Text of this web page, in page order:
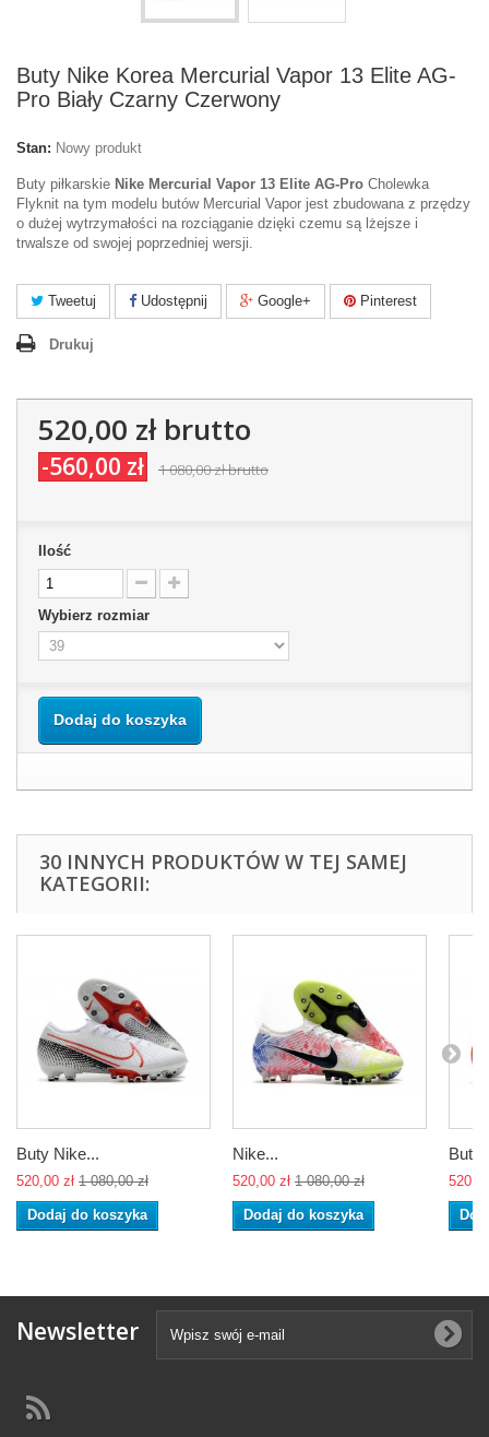
Buty Nike Korea Mercurial Vapor 13 Elite AG-
Pro Biały Czarny Czerwony
Stan: Nowy produkt
Buty piłkarskie Nike Mercurial Vapor 13 Elite AG-Pro Cholewka
Flyknit na tym modelu butów Mercurial Vapor jest zbudowana z przędzy
o dużej wytrzymałości na rozciąganie dzięki czemu są lżejsze i
trwalsze od swojej poprzedniej wersji.
Tweetuj Udostępnij Google+ Pinterest
Drukuj
520,00 złbrutto
-560,00 zł 1 080,00 złbrutto
Ilość
Wybierz rozmiar
Dodaj do koszyka
30 INNYCH PRODUKTÓW W TEJ SAMEJ
KATEGORII:
Buty Nike...
520,00 zł 1 080,00 zł
Dodaj do koszyka
Nike...
520,00 zł 1 080,00 zł
Dodaj do koszyka
Newsletter